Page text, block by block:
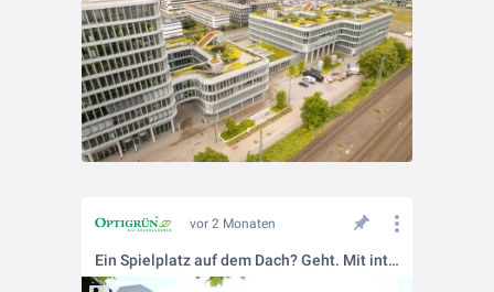
vor 2 Monaten
Ein Spielplatz auf dem Dach? Geht. Mit intensiver Dachbegrünung.